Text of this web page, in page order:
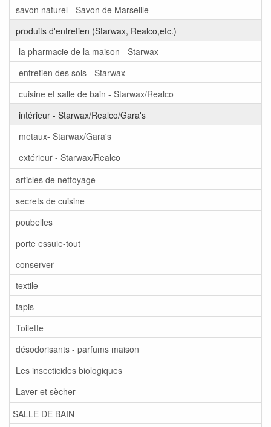
savon naturel - Savon de Marseille
produits d'entretien (Starwax, Realco,etc.)
la pharmacie de la maison - Starwax
entretien des sols - Starwax
cuisine et salle de bain - Starwax/Realco
intérieur - Starwax/Realco/Gara's
metaux- Starwax/Gara's
extérieur - Starwax/Realco
articles de nettoyage
secrets de cuisine
poubelles
porte essuie-tout
conserver
textile
tapis
Toilette
désodorisants - parfums maison
Les insecticides biologiques
Laver et sècher
SALLE DE BAIN